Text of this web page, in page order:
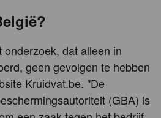
dat alleen in
geen gevolgen te hebben
Kruidvat.be. "De
(GBA) is